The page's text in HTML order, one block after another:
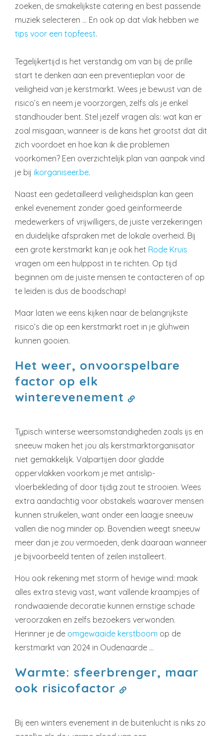
zoeken, de smakelijkste catering en best passende
muziek selecteren … En ook op dat vlak hebben we
tips voor een topfeest.
Tegelijkertijd is het verstandig om van bij de prille
start te denken aan een preventieplan voor de
veiligheid van je kerstmarkt. Wees je bewust van de
risico’s en neem je voorzorgen, zelfs als je enkel
standhouder bent. Stel jezelf vragen als: wat kan er
zoal misgaan, wanneer is de kans het grootst dat dit
zich voordoet en hoe kan ik die problemen
voorkomen? Een overzichtelijk plan van aanpak vind
je bij ikorganiseer.be.
Naast een gedetailleerd veiligheidsplan kan geen
enkel evenement zonder goed geïnformeerde
medewerkers of vrijwilligers, de juiste verzekeringen
en duidelijke afspraken met de lokale overheid. Bij
een grote kerstmarkt kan je ook het Rode Kruis
vragen om een hulppost in te richten. Op tijd
beginnen om de juiste mensen te contacteren of op
te leiden is dus de boodschap!
Maar laten we eens kijken naar de belangrijkste
risico’s die op een kerstmarkt roet in je glühwein
kunnen gooien.
Het weer, onvoorspelbare
factor op elk
winterevenement
Typisch winterse weersomstandigheden zoals ijs en
sneeuw maken het jou als kerstmarktorganisator
niet gemakkelijk. Valpartijen door gladde
oppervlakken voorkom je met antislip-
vloerbekleding of door tijdig zout te strooien. Wees
extra aandachtig voor obstakels waarover mensen
kunnen struikelen, want onder een laagje sneeuw
vallen die nog minder op. Bovendien weegt sneeuw
meer dan je zou vermoeden, denk daaraan wanneer
je bijvoorbeeld tenten of zeilen installeert.
Hou ook rekening met storm of hevige wind: maak
alles extra stevig vast, want vallende kraampjes of
rondwaaiende decoratie kunnen ernstige schade
veroorzaken en zelfs bezoekers verwonden.
Herinner je de omgewaaide kerstboom op de
kerstmarkt van 2024 in Oudenaarde …
Warmte: sfeerbrenger, maar
ook risicofactor
Bij een winters evenement in de buitenlucht is niks zo